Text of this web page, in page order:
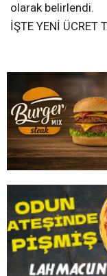
olarak belirlendi.
İŞTE YENİ ÜCRET